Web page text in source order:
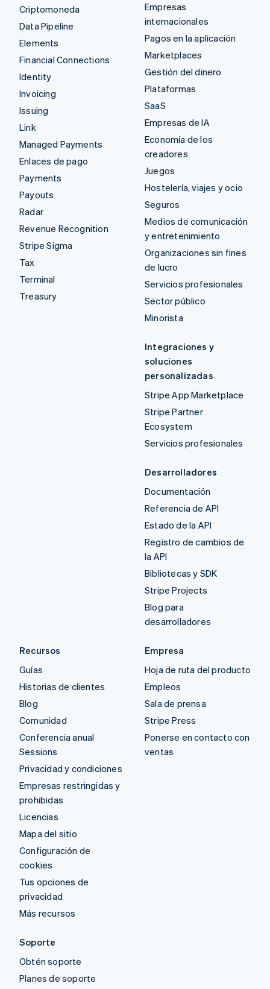
Criptomoneda
Data Pipeline
Elements
Financial Connections
Identity
Invoicing
Issuing
Link
Managed Payments
Enlaces de pago
Payments
Payouts
Radar
Revenue Recognition
Stripe Sigma
Tax
Terminal
Treasury
Empresas
internacionales
Pagos en la aplicación
Marketplaces
Gestión del dinero
Plataformas
SaaS
Empresas de IA
Economía de los
creadores
Juegos
Hostelería, viajes y ocio
Seguros
Medios de comunicación
y entretenimiento
Organizaciones sin fines
de lucro
Servicios profesionales
Sector público
Minorista
Integraciones y
soluciones
personalizadas
Stripe App Marketplace
Stripe Partner
Ecosystem
Servicios profesionales
Desarrolladores
Documentación
Referencia de API
Estado de la API
Registro de cambios de
la API
Bibliotecas y SDK
Stripe Projects
Blog para
desarrolladores
Recursos
Guías
Historias de clientes
Blog
Comunidad
Conferencia anual
Sessions
Privacidad y condiciones
Empresas restringidas y
prohibidas
Licencias
Mapa del sitio
Configuración de
cookies
Tus opciones de
privacidad
Más recursos
Empresa
Hoja de ruta del producto
Empleos
Sala de prensa
Stripe Press
Ponerse en contacto con
ventas
Soporte
Obtén soporte
Planes de soporte